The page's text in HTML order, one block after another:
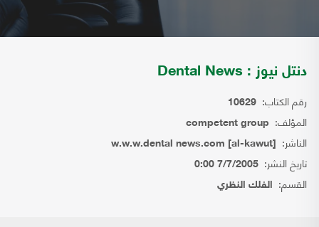
دنتل نيوز : Dental News
رقم الكتاب: 10629
المؤلف: competent group
الناشر: w.w.w.dental news.com [al-kawut]
تاريخ النشر: 7/7/2005 0:00
القسم: الفلك النظري